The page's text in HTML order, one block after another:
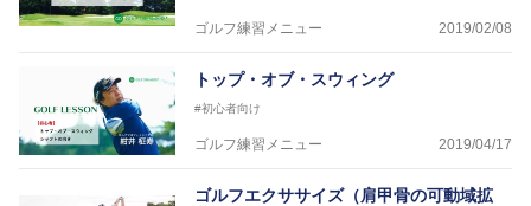
ゴルフ練習メニュー 2019/02/08
トップ・オブ・スウィング
#初心者向け
ゴルフ練習メニュー 2019/04/17
ゴルフエクササイズ（肩甲骨の可動域拡